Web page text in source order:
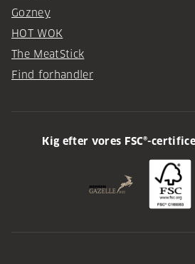
Gozney
HOT WOK
The MeatStick
Find forhandler
Kig efter vores FSC®-